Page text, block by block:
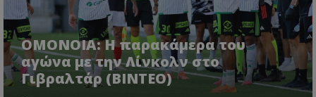
OMONOIA: Η παρακάμερα του
αγώνα με την Λίνκολν στο
Γιβραλτάρ (BINTEO)